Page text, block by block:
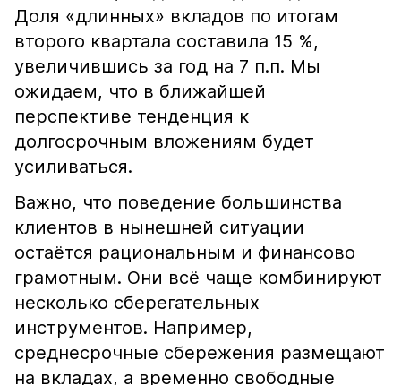
Доля «длинных» вкладов по итогам
второго квартала составила 15 %,
увеличившись за год на 7 п.п. Мы
ожидаем, что в ближайшей
перспективе тенденция к
долгосрочным вложениям будет
усиливаться.
Важно, что поведение большинства
клиентов в нынешней ситуации
остаётся рациональным и финансово
грамотным. Они всё чаще комбинируют
несколько сберегательных
инструментов. Например,
среднесрочные сбережения размещают
на вкладах, а временно свободные